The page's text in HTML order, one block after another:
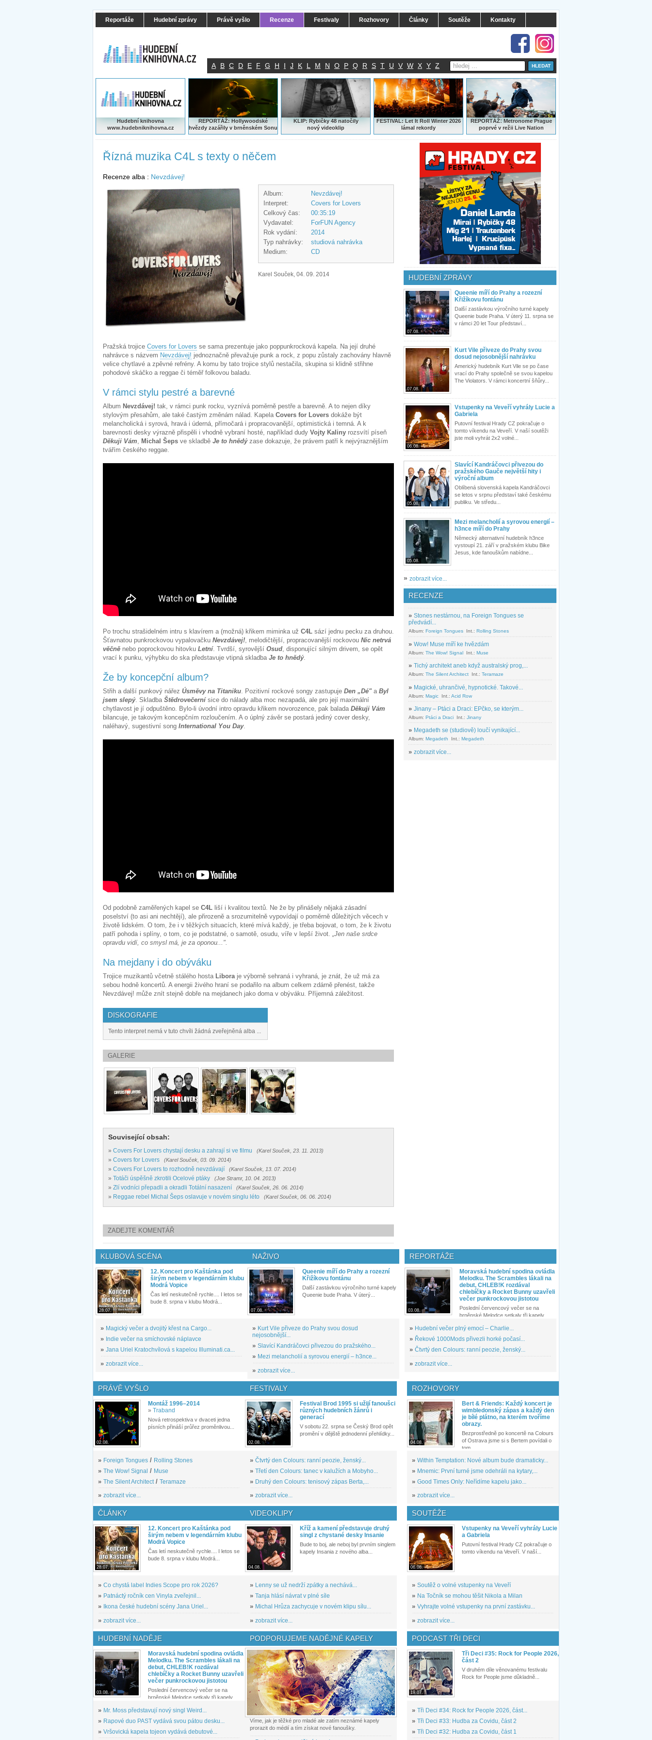
Reportáže Hudební zprávy Právě vyšlo Recenze Festivaly Rozhovory Články Soutěže Kontakty
A B C D E F G H I J K L M N O P Q R S T U V W X Y Z
Hudební knihovna
www.hudebniknihovna.cz
REPORTÁŽ: Hollywoodské
hvězdy zazářily v brněnském Sonu
KLIP: Rybičky 48 natočily
nový videoklip
FESTIVAL: Let It Roll Winter 2026
lámal rekordy
REPORTÁŽ:Metronome Prague
poprvé v režii Live Nation
Řízná muzika C4L s texty o něčem
Recenze alba : Nevzdávej!
Album:
Nevzdávej!
Interpret:
Covers for Lovers
Celkový čas:
00:35:19
Vydavatel:
ForFUN Agency
Rok vydání:
2014
Typ nahrávky:
studiová nahrávka
Medium:
CD
Karel Souček, 04. 09. 2014
Pražská trojice Covers for Lovers se sama prezentuje jako poppunkrocková kapela. Na její druhé
nahrávce s názvem Nevzdávej! jednoznačně převažuje punk a rock, z popu zůstaly zachovány hlavně
velice chytlavé a zpěvné refrény. A komu by tato trojice stylů nestačila, skupina si klidně střihne
pohodové skáčko a reggae či téměř folkovou baladu.
V rámci stylu pestré a barevné
Album Nevzdávej! tak, v rámci punk rocku, vyznívá poměrně pestře a barevně. A to nejen díky
stylovým přesahům, ale také častým změnám nálad. Kapela Covers for Lovers dokáže být
melancholická i syrová, hravá i úderná, přímočará i propracovanější, optimistická i temná. A k
barevnosti desky výrazně přispěli i vhodně vybraní hosté, například dudy Vojty Kaliny rozsvítí píseň
Děkuji Vám, Michal Šeps ve skladbě Je to hnědýzase dokazuje, že právem patří k nejvýraznějším
tvářím českého reggae.
Po trochu strašidelném intru s klavírem a (možná) křikem miminka už C4L sází jednu pecku za druhou.
Šťavnatou punkrockovou vypalovačku Nevzdávej!, melodičtější, propracovanější rockovou Nic netrvá
věčně nebo poprockovou hitovku Letní. Tvrdší, syrovější Osud, disponující silným drivem, se opět
vrací k punku, výhybku do ska představuje vtipná skladba Je to hnědý.
Že by koncepční album?
Střih a další punkový nářez Úsměvy na Titaniku. Pozitivní rockové songy zastupuje Den „Dé"a Byl
jsem slepý. Skladba Štědrovečernísice do nálady alba moc nezapadá, ale pro její maximální
chytlavost je jí odpuštěno. Bylo-li úvodní intro opravdu křikem novorozence, pak baladaDěkuji Vám
bilancuje, je takovým koncepčním rozloučením. A o úplný závěr se postará jediný cover desky,
naléhavý, sugestivní song International You Day.
Od podobně zaměřených kapel se C4L liší i kvalitou textů. Ne že by přinášely nějaká zásadní
poselství (to asi ani nechtějí), ale přirozeně a srozumitelně vypovídají o poměrně důležitých věcech v
životě lidském. O tom, že i v těžkých situacích, které mívá každý, je třeba bojovat, o tom, že k životu
patří pohoda i splíny, o tom, co je podstatné, o samotě, osudu, víře v lepší život. „Jen naše srdce
opravdu vidí, co smysl má, je za oponou...".
Na mejdany i do obýváku
Trojice muzikantů včetně stálého hosta Liboraje výborně sehraná i vyhraná, je znát, že už má za
sebou hodně koncertů. A energii živého hraní se podařilo na album celkem zdárně přenést, takže
Nevzdávej! může znít stejně dobře na mejdanech jako doma v obýváku. Příjemná záležitost.
DISKOGRAFIE
Tento interpret nemá v tuto chvíli žádná zveřejněná alba ...
GALERIE
Související obsah:
» Covers For Lovers chystají desku a zahrají si ve filmu (Karel Souček, 23. 11. 2013)
» Covers for Lovers (Karel Souček, 03. 09. 2014)
» Covers For Lovers to rozhodně nevzdávají (Karel Souček, 13. 07. 2014)
» Totáči úspěšně zkrotili Ocelové ptáky (Joe Stramr, 10. 04. 2013)
» Zlí vodníci přepadli a okradli Totální nasazení (Karel Souček, 26. 06. 2014)
» Reggae rebel Michal Šeps oslavuje v novém singlu léto (Karel Souček, 06. 06. 2014)
ZADEJTE KOMENTÁŘ
HUDEBNÍ ZPRÁVY
07.08.
Queenie míří do Prahy a rozezní
Křižíkovu fontánu
Další zastávkou výročního turné kapely
Queenie bude Praha. V úterý 11. srpna se
v rámci 20 let Tour představí...
07.08.
Kurt Vile přiveze do Prahy svou
dosud nejosobnější nahrávku
Americký hudebník Kurt Vile se po čase
vrací do Prahy společně se svou kapelou
The Violators. V rámci koncertní šňůry...
06.08.
Vstupenky na Veveří vyhrály Lucie a
Gabriela
Putovní festival Hrady CZ pokračuje o
tomto víkendu na Veveří. V naší soutěži
jste moli vyhrát 2x2 volné...
05.08.
Slavící Kandráčovci přivezou do
pražského Gauče největší hity i
výroční album
Oblíbená slovenská kapela Kandráčovci
se letos v srpnu představí také českému
publiku. Ve středu...
05.08.
Mezi melancholií a syrovou energií –
h3nce míří do Prahy
Německý alternativní hudebník h3nce
vystoupí 21. září v pražském klubu Bike
Jesus, kde fanouškům nabídne...
» zobrazit více...
RECENZE
» Stones nestárnou, na Foreign Tongues se
předvádí...
Album: Foreign Tongues Int.: Rolling Stones
» Wow! Muse míří ke hvězdám
Album: The Wow! Signal Int.: Muse
» Tichý architekt aneb když australský prog,...
Album: The Silent Architect Int.: Teramaze
» Magické, uhrančivé, hypnotické. Takové...
Album: Magic Int.: Acid Row
» Jinany – Ptáci a Draci: EPčko, se kterým...
Album: Ptáci a Draci Int.: Jinany
» Megadeth se (studiově) loučí vynikající...
Album: Megadeth Int.: Megadeth
» zobrazit více...
KLUBOVÁ SCÉNA
28.07.
12. Koncert pro Kaštánka pod
širým nebem v legendárním klubu
Modrá Vopice
Čas letí neskutečně rychle.... I letos se
bude 8. srpna v klubu Modrá...
» Magický večer a dvojitý křest na Cargo...
» Indie večer na smíchovské náplavce
» Jana Uriel Kratochvílová s kapelou Illuminati.ca...
» zobrazit více...
NAŽIVO
07.08.
Queenie míří do Prahy a rozezní
Křižíkovu fontánu
Další zastávkou výročního turné kapely
Queenie bude Praha. V úterý...
» Kurt Vile přiveze do Prahy svou dosud
nejosobnější...
» Slavící Kandráčovci přivezou do pražského...
» Mezi melancholií a syrovou energií – h3nce...
» zobrazit více...
REPORTÁŽE
03.08.
Moravská hudební spodina ovládla
Melodku. The Scrambles lákali na
debut, CHLEB!K rozdával
chlebíčky a Rocket Bunny uzavřeli
večer punkrockovou jistotou
Poslední červencový večer se na
brněnské Melodce setkaly tři kapely...
» Hudební večer plný emocí – Charlie...
» Řekové 1000Mods přivezli horké počasí...
» Čtvrtý den Colours: ranní peozie, ženský...
» zobrazit více...
PRÁVĚ VYŠLO
02.08.
Montáž 1996–2014
» Traband
Nová retrospektiva v dvaceti jedna
písních přináší průřez proměnlivou...
» Foreign Tongues / Rolling Stones
» The Wow! Signal / Muse
» The Silent Architect / Teramaze
» zobrazit více...
FESTIVALY
02.08.
Festival Brod 1995 si užijí fanoušci
různých hudebních žánrů i
generací
V sobotu 22. srpna se Český Brod opět
promění v dějiště jednodenní přehlídky...
» Čtvrtý den Colours: ranní peozie, ženský...
» Třetí den Colours: tanec v kalužích a Mobyho...
» Druhý den Colours: tenisový zápas Berta,...
» zobrazit více...
ROZHOVORY
04.08.
Bert & Friends: Každý koncert je
wimbledonský zápas a každý den
je bílé plátno, na kterém tvoříme
obrazy.
Bezprostředně po koncertě na Colours
of Ostrava jsme si s Bertem povídali o
tom,...
» Within Temptation: Nové album bude dramaticky...
» Mnemic: První turné jsme odehráli na kytary,...
» Good Times Only: Neřídíme kapelu jako...
» zobrazit více...
ČLÁNKY
28.07.
12. Koncert pro Kaštánka pod
širým nebem v legendárním klubu
Modrá Vopice
Čas letí neskutečně rychle.... I letos se
bude 8. srpna v klubu Modrá...
» Co chystá label Indies Scope pro rok 2026?
» Patnáctý ročník cen Vinyla zveřejnil...
»
Ikona české hudební scény Jana Uriel...
» zobrazit více...
VIDEOKLIPY
04.08.
Kříž a kamení představuje druhý
singl z chystané desky Insanie
Bude to boj, ale neboj byl prvním singlem
kapely Insania z nového alba...
» Lenny se už nedrží zpátky a nechává...
» Tanja hlásí návrat v plné síle
» Michal Hrůza zachycuje v novém klipu sílu...
» zobrazit více...
SOUTĚŽE
06.08.
Vstupenky na Veveří vyhrály Lucie
a Gabriela
Putovní festival Hrady CZ pokračuje o
tomto víkendu na Veveří. V naší...
» Soutěž o volné vstupenky na Veveří
» Na Točník se mohou těšit Nikola a Milan
» Vyhrajte volné vstupenky na první zastávku...
» zobrazit více...
HUDEBNÍ NADĚJE
03.08.
Moravská hudební spodina ovládla
Melodku. The Scrambles lákali na
debut, CHLEB!K rozdával
chlebíčky a Rocket Bunny uzavřeli
večer punkrockovou jistotou
Poslední červencový večer se na
brněnské Melodce setkaly tři kapely...
» Mr. Moss představují nový singl Weird...
» Rapové duo PAST vydává svou pátou desku...
» Vršovická kapela tojeon vydává debutové...
PODPORUJEME NADĚJNÉ KAPELY
Víme, jak je těžké pro mladé ale zatím neznámé kapely
prorazit do médií a tím získat nové fanoušky.
PODCAST TŘI DECI
19.07.
Tři Deci #35: Rock for People 2026,
část 2
V druhém díle věnovanému festivalu
Rock for People jsme důkladně...
» Tři Deci #34: Rock for People 2026, část...
» Tři Deci #33: Hudba za Covidu, část 2
» Tři Deci #32: Hudba za Covidu, část 1